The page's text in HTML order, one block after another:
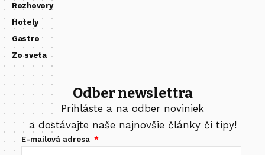
Rozhovory
Hotely
Gastro
Zo sveta
Odber newslettra
Prihláste a na odber noviniek
a dostávajte naše najnovšie články či tipy!
E-mailová adresa